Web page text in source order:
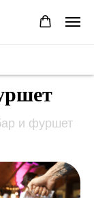
и фуршет